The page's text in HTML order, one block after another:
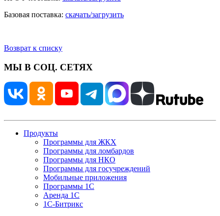
Базовая поставка: скачать/загрузить
Возврат к списку
МЫ В СОЦ. СЕТЯХ
Продукты
Программы для ЖКХ
Программы для ломбардов
Программы для НКО
Программы для госучреждений
Мобильные приложения
Программы 1С
Аренда 1С
1С-Битрикс